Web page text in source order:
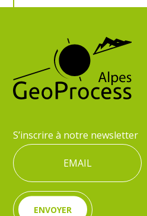
S’inscrire à notre newsletter
ENVOYER